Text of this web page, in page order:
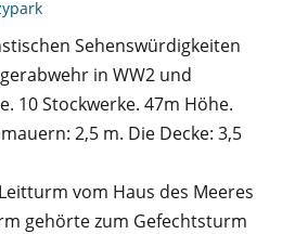
Sehenswürdigkeiten
in WW2 und
10 Stockwerke. 47m Höhe.
2,5 m. Die Decke: 3,5
vom Haus des Meeres
gehörte zum Gefechtsturm